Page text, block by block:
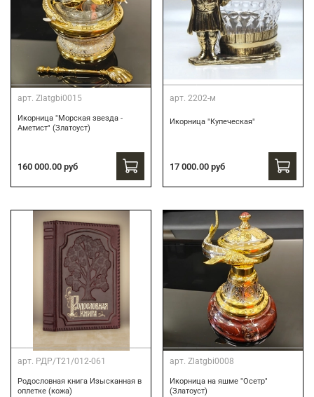
арт. Zlatgbi0015
Икорница "Морская звезда -
Аметист" (Златоуст)
160 000.00 руб
арт. 2202-м
Икорница "Купеческая"
17 000.00 руб
арт. РДР/Т21/012-061
Родословная книга Изысканная в
оплетке (кожа)
арт. Zlatgbi0008
Икорница на яшме "Осетр"
(Златоуст)